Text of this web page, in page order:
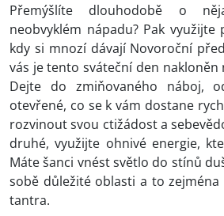
Přemýšlíte dlouhodobě o
neobvyklém nápadu? Pak využijte
kdy si mnozí dávají Novoroční
vás je tento sváteční den nakloněn
Dejte do zmiňovaného náboj,
otevřené, co se k vám dostane
rozvinout svou ctižádost a
druhé, využijte ohnivé energie,
Máte šanci vnést světlo do stínů
sobě důležité oblasti a to zejména
tantra.